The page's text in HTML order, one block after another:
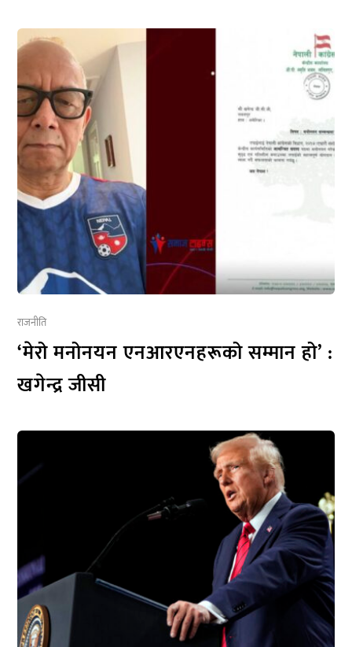
राजनीति
‘मेरो मनोनयन एनआरएनहरूको सम्मान हो’ :
खगेन्द्र जीसी